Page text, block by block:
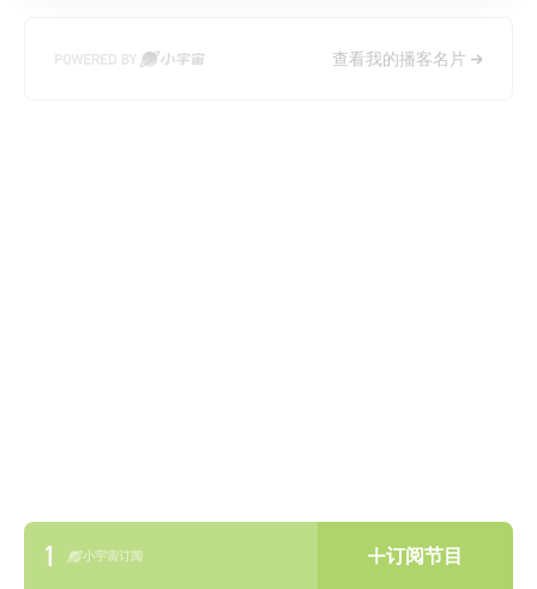
查看我的播客名片
1 小宇宙订阅 订阅节目